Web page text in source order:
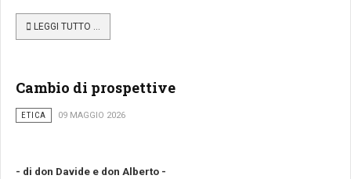
LEGGI TUTTO …
Cambio di prospettive
ETICA 09 MAGGIO 2026
- di don Davide e don Alberto -